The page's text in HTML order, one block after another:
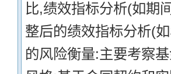
比,绩效指标分析(如期
整后的绩效指标分析(
的风险衡量:主要考察